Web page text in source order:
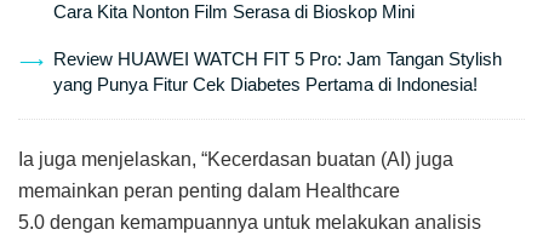
Cara Kita Nonton Film Serasa di Bioskop Mini
Review HUAWEI WATCH FIT 5 Pro: Jam Tangan Stylish
yang Punya Fitur Cek Diabetes Pertama di Indonesia!
Ia juga menjelaskan, “Kecerdasan buatan (AI) juga
memainkan peran penting dalam Healthcare
5.0 dengan kemampuannya untuk melakukan analisis